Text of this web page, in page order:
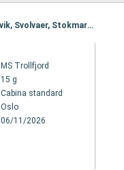
Itinerario : Oslo, Lysefjord, Stavanger, Alesund, Stavanger, Alesund, Rorvik, Alesund, Rorvik, Svolvaer, Stokmarknes, Rorvik, Svolvaer, Stokmarknes, Tromso, Svolvaer, Tromso, Honningsvag, Stokmarknes, Honningsvag, Alta, Tromso, Alta, Narvik, Honningsvag, Narvik, Alta, Andalsnes, Narvik, Andalsnes, Bergen, Kristiansand, Andalsnes, Kristiansand, Oslo, Bergen, Oslo, Kristiansand, Oslo
MS Trollfjord
15 g
Cabina standard
Oslo
06/11/2026